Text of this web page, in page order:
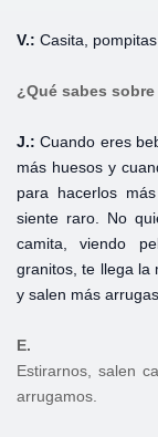
V.: Casita,
¿Qué sabes
J.:Cuando eres
más huesos y
para hacerlos
siente raro. No
camita, viendo
granitos, te llega la
y salen más
E.
Estirarnos, salen
arrugamos.